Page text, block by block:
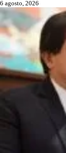
6 agosto, 2026